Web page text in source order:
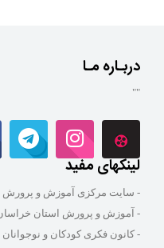
دربـاره مـا
""
لینکهای مفید
- سایت مرکزی آموزش و پرورش
- آموزش و پرورش استان
- کانون فکری کودکان و نوجوانان